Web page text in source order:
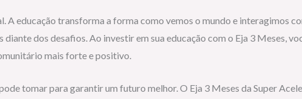
educação transforma a forma como vemos o mundo e interagimos
dos desafios. Ao investir em sua educação com o Eja 3 Meses,
mais forte e positivo.
tomar para garantir um futuro melhor. O Eja 3 Meses da Super